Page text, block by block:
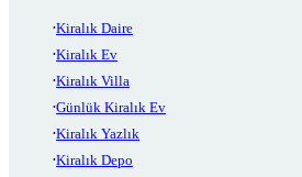
Kiralık Daire
Kiralık Ev
Kiralık Villa
Günlük Kiralık Ev
Kiralık Yazlık
Kiralık Depo